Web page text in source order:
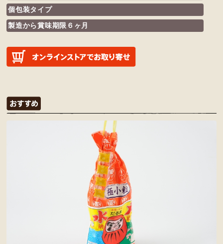
個包装タイプ
製造から賞味期限６ヶ月